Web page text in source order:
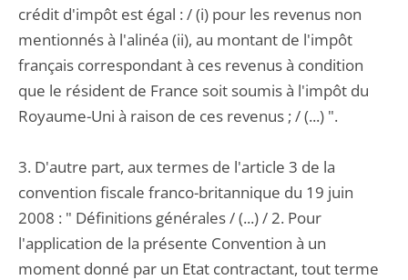
crédit d'impôt est égal : / (i) pour les revenus non
mentionnés à l'alinéa (ii), au montant de l'impôt
français correspondant à ces revenus à condition
que le résident de France soit soumis à l'impôt du
Royaume-Uni à raison de ces revenus ; / (...) ".
3. D'autre part, aux termes de l'article 3 de la
convention fiscale franco-britannique du 19 juin
2008 : " Définitions générales / (...) / 2. Pour
l'application de la présente Convention à un
moment donné par un Etat contractant, tout terme